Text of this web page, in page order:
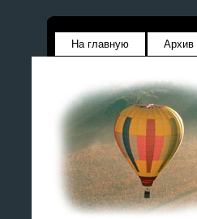
На главную Архив